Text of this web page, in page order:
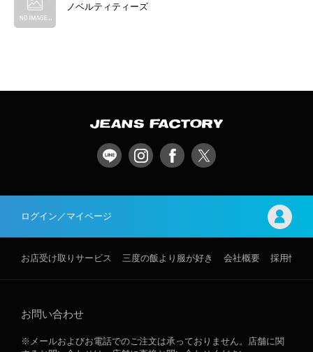
ノベルティティーズ
ログイン／マイページ
お店受け取りサービス 三度の飯より服が好き 会社概要 採用情報
お問い合わせ
※メールおよびお電話でのご注文は承っておりません。店舗に関